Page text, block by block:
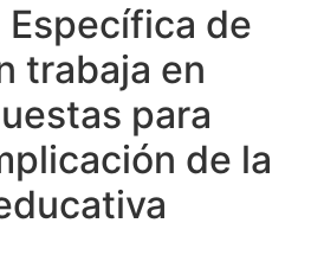
Específica de
trabaja en
para
de la